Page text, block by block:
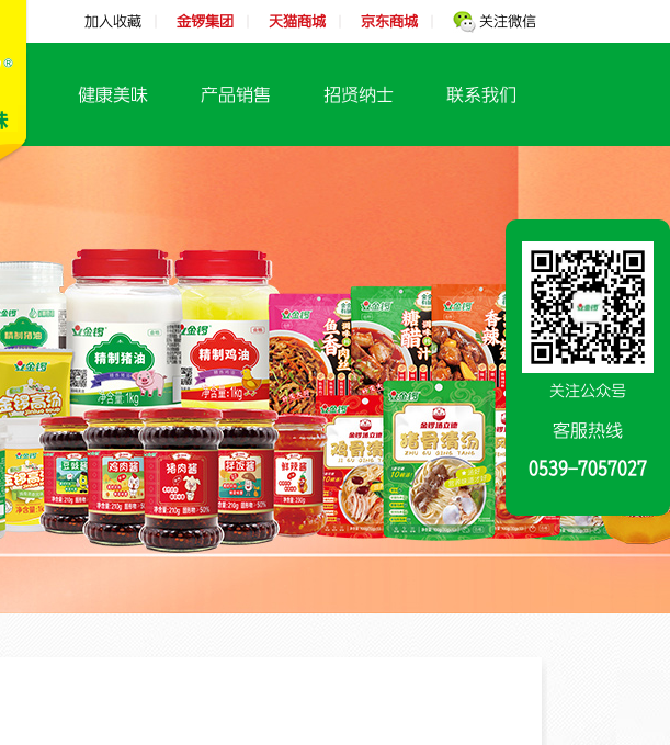
加入收藏 金锣集团 天猫商城 京东商城 关注微信
健康美味 产品销售 招贤纳士 联系我们
关注公众号
客服热线
0539-7057027